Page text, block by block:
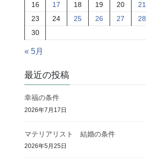
16
17 18 19 20 21
23
24 25 26 27 28
30
« 5月
最近の投稿
幸福の条件
2026年7月17日
マテリアリスト 結婚の条件
2026年5月25日